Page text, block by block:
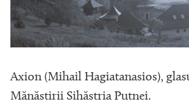
Axion (Mihail Hagiatanasios),
Mănăstirii Sihăstria Putnei.